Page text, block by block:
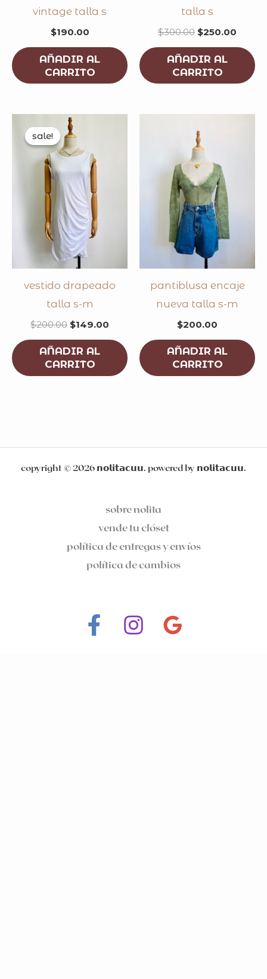
vintage talla s
$190.00
AÑADIR AL
CARRITO
talla s
$300.00 $250.00
AÑADIR AL
CARRITO
sale!
sale!
vestido drapeado
talla s-m
$200.00
original
price
was:
$200.00.
$149.00
AÑADIR AL
CARRITO
pantiblusa encaje
nueva talla s-m
$200.00
AÑADIR AL
CARRITO
copyright © 2026 𝗻𝗼𝗹𝗶𝘁𝗮𝗰𝘂𝘂. powered by 𝗻𝗼𝗹𝗶𝘁𝗮𝗰𝘂𝘂.
sobre nolita
vende tu clóset
política de entregas y envíos
política de cambios